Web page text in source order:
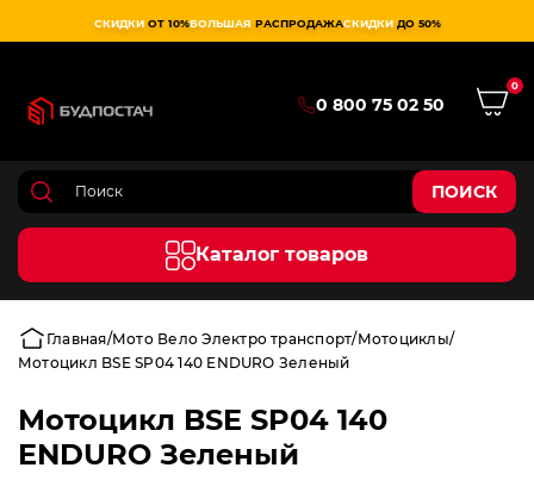
СКИДКИ ОТ 10%БОЛЬШАЯ РАСПРОДАЖАСКИДКИ ДО 50%
0 800 75 02 50
0
ПОИСК
Каталог товаров
Главная Мото Вело Электро транспорт Мотоциклы
Мотоцикл BSE SP04 140 ENDURO Зеленый
Мотоцикл BSE SP04 140
ENDURO Зеленый